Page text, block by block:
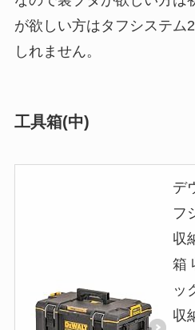
が欲しい方はタフシステム
しれません。
工具箱(中)
デ
フ
収
箱
ッ
収